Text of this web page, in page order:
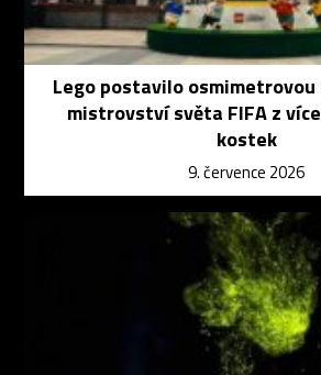
Lego postavilo
mistrovství světa FIFA z
kostek
9. července 2026